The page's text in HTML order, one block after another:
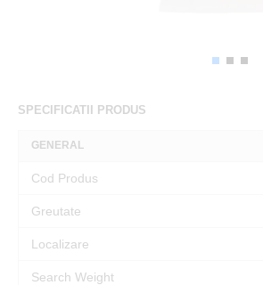
SPECIFICATII PRODUS
GENERAL
Cod Produs
Greutate
Localizare
Search Weight